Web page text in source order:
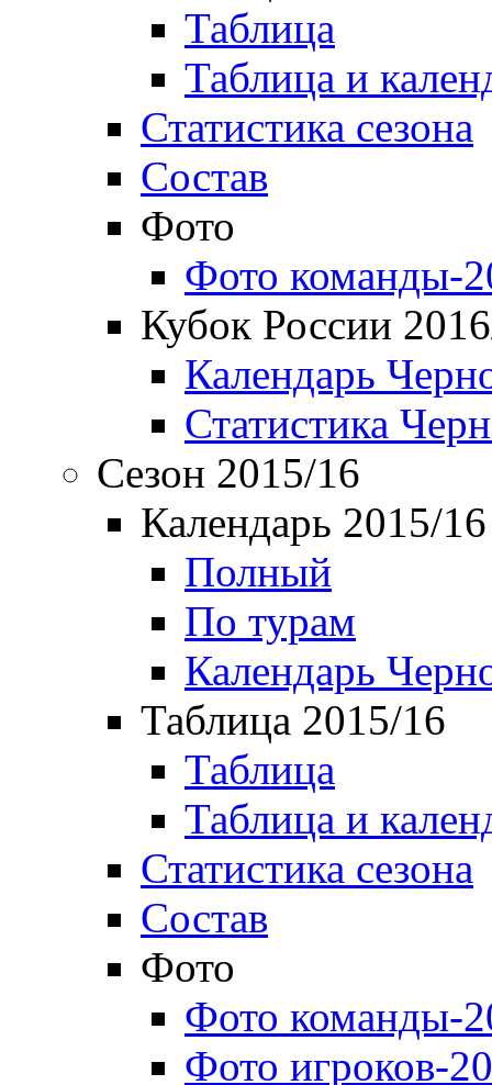
Таблица
Таблица и
Статистика сезона
Состав
Фото
Фото команды-
Кубок России
Календарь
Статистика
Сезон 2015/16
Календарь 2015/16
Полный
По турам
Календарь
Таблица 2015/16
Таблица
Таблица и
Статистика сезона
Состав
Фото
Фото команды-
Фото игроков-